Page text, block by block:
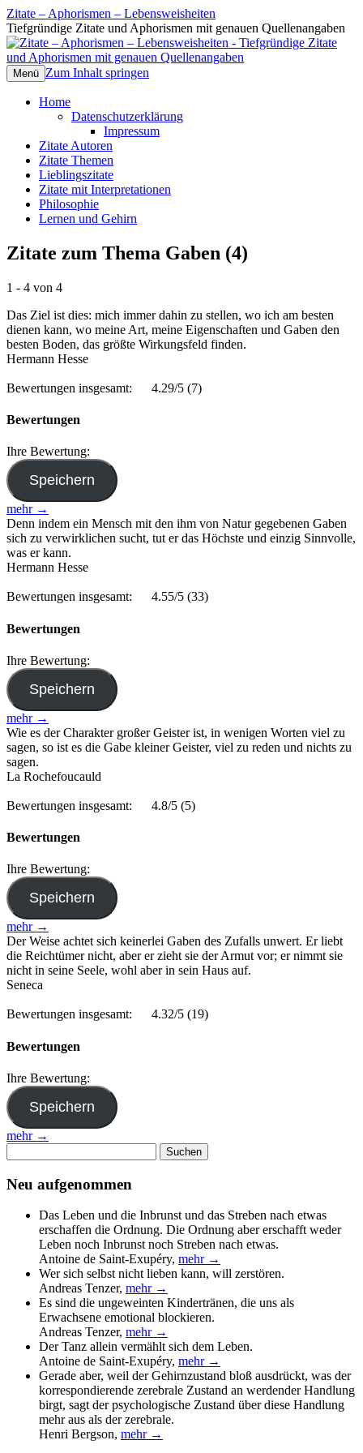
Zitate – Aphorismen – Lebensweisheiten
Tiefgründige Zitate und Aphorismen mit genauen Quellenangaben
Menü Zum Inhalt springen
Home
Datenschutzerklärung
Impressum
Zitate Autoren
Zitate Themen
Lieblingszitate
Zitate mit Interpretationen
Philosophie
Lernen und Gehirn
Zitate zum Thema Gaben (4)
1 - 4 von 4
Das Ziel ist dies: mich immer dahin zu stellen, wo ich am besten
dienen kann, wo meine Art, meine Eigenschaften und Gaben den
besten Boden, das größte Wirkungsfeld finden.
Hermann Hesse
Bewertungen insgesamt: 4.29/5 (7)
Bewertungen
Ihre Bewertung:
mehr →
Denn indem ein Mensch mit den ihm von Natur gegebenen Gaben
sich zu verwirklichen sucht, tut er das Höchste und einzig Sinnvolle,
was er kann.
Hermann Hesse
Bewertungen insgesamt: 4.55/5 (33)
Bewertungen
Ihre Bewertung:
mehr →
Wie es der Charakter großer Geister ist, in wenigen Worten viel zu
sagen, so ist es die Gabe kleiner Geister, viel zu reden und nichts zu
sagen.
La Rochefoucauld
Bewertungen insgesamt: 4.8/5 (5)
Bewertungen
Ihre Bewertung:
mehr →
Der Weise achtet sich keinerlei Gaben des Zufalls unwert. Er liebt
die Reichtümer nicht, aber er zieht sie der Armut vor; er nimmt sie
nicht in seine Seele, wohl aber in sein Haus auf.
Seneca
Bewertungen insgesamt: 4.32/5 (19)
Bewertungen
Ihre Bewertung:
mehr →
nach:
Neu aufgenommen
Das Leben und die Inbrunst und das Streben nach etwas
erschaffen die Ordnung. Die Ordnung aber erschafft weder
Leben noch Inbrunst noch Streben nach etwas.
Antoine de Saint-Exupéry, mehr →
Wer sich selbst nicht lieben kann, will zerstören.
Andreas Tenzer, mehr →
Es sind die ungeweinten Kindertränen, die uns als
Erwachsene emotional blockieren.
Andreas Tenzer, mehr →
Der Tanz allein vermählt sich dem Leben.
Antoine de Saint-Exupéry, mehr →
Gerade aber, weil der Gehirnzustand bloß ausdrückt, was der
korrespondierende zerebrale Zustand an werdender Handlung
birgt, sagt der psychologische Zustand über diese Handlung
mehr aus als der zerebrale.
Henri Bergson, mehr →